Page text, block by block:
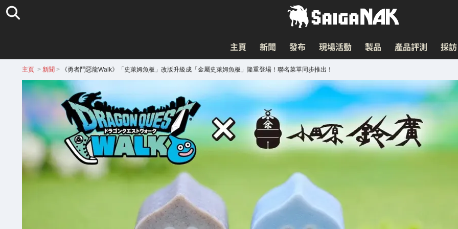
主頁 新聞 發布 現場活動 製品 產品評測 採訪
主頁 > 新聞 > 《勇者鬥惡龍Walk》「史萊姆魚板」改版升級成「金屬史萊姆魚板」隆重登場！聯名菜單同步推出！